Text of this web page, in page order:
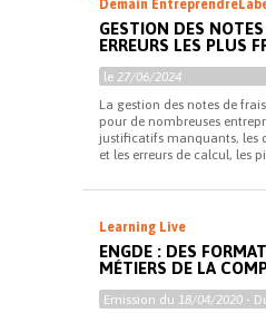
Demain Entreprendre
GESTION DES
ERREURS LES PLUS
le 27/06/2024
La gestion des notes de
pour de nombreuses
justificatifs manquants, les
et les erreurs de calcul, les
Learning Live
ENGDE : DES
MÉTIERS DE LA
Emission du 18/04/2020 -